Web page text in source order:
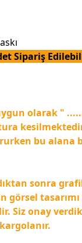
Sipariş
olarak "
bu alana
sonra
görsel tasarımı
Siz onay